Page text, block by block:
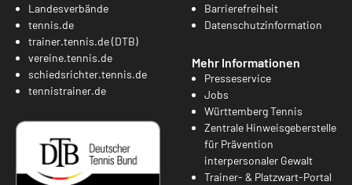
Landesverbände
tennis.de
trainer.tennis.de (DTB)
vereine.tennis.de
schiedsrichter.tennis.de
tennistrainer.de
Barrierefreiheit
Datenschutzinformation
Mehr Informationen
Presseservice
Jobs
Württemberg Tennis
Zentrale Hinweisgeberstelle
für Prävention
interpersonaler Gewalt
Trainer- & Platzwart-Portal